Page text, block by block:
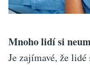
Mnoho lidí si
Je zajímavé, že